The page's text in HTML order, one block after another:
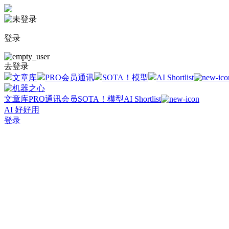
登录
去登录
文章库
PRO会员通讯 SOTA！模型 AI Shortlist
文章库PRO通讯会员SOTA！模型AI Shortlist
AI 好好用
登录